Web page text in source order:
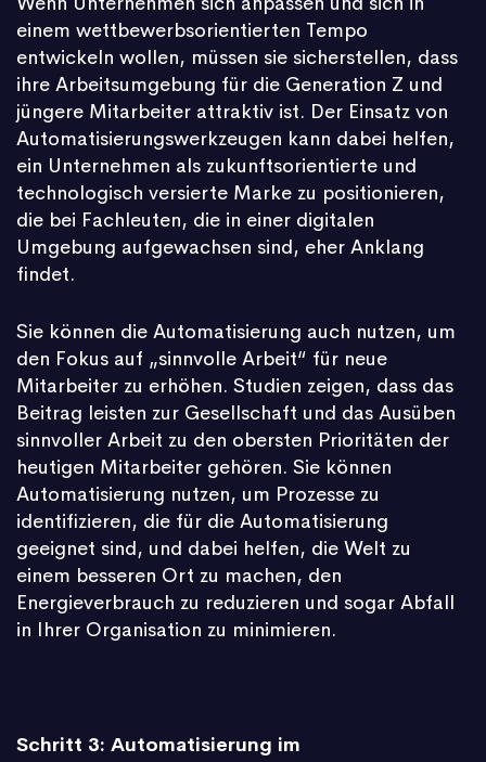
einem wettbewerbsorientierten Tempo
entwickeln wollen, müssen sie sicherstellen, dass
ihre Arbeitsumgebung für die Generation Z und
jüngere Mitarbeiter attraktiv ist. Der Einsatz von
Automatisierungswerkzeugen kann dabei helfen,
ein Unternehmen als zukunftsorientierte und
technologisch versierte Marke zu positionieren,
die bei Fachleuten, die in einer digitalen
Umgebung aufgewachsen sind, eher Anklang
findet.
Sie können die Automatisierung auch nutzen, um
den Fokus auf „sinnvolle Arbeit“ für neue
Mitarbeiter zu erhöhen. Studien zeigen, dass das
Beitrag leisten zur Gesellschaft und das Ausüben
sinnvoller Arbeit zu den obersten Prioritäten der
heutigen Mitarbeiter gehören. Sie können
Automatisierung nutzen, um Prozesse zu
identifizieren, die für die Automatisierung
geeignet sind, und dabei helfen, die Welt zu
einem besseren Ort zu machen, den
Energieverbrauch zu reduzieren und sogar Abfall
in Ihrer Organisation zu minimieren.
Schritt 3: Automatisierung im